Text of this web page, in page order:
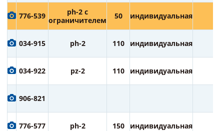
776-539
ph-2 с
ограничителем
50 индивидуальная
034-915 ph-2 110 индивидуальная
034-922 pz-2 110 индивидуальная
906-821
776-577 ph-2 150 индивидуальная